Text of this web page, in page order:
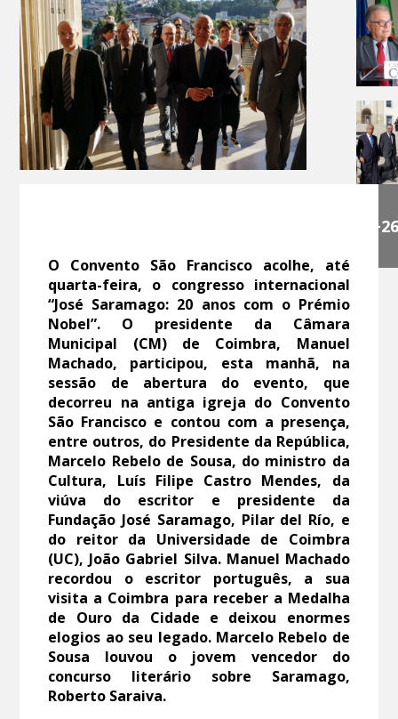
+26
O Convento São Francisco acolhe, até
quarta-feira, o congresso internacional
“José Saramago: 20 anos com o Prémio
Nobel”. O presidente da Câmara
Municipal (CM) de Coimbra, Manuel
Machado, participou, esta manhã, na
sessão de abertura do evento, que
decorreu na antiga igreja do Convento
São Francisco e contou com a presença,
entre outros, do Presidente da República,
Marcelo Rebelo de Sousa, do ministro da
Cultura, Luís Filipe Castro Mendes, da
viúva do escritor e presidente da
Fundação José Saramago, Pilar del Río, e
do reitor da Universidade de Coimbra
(UC), João Gabriel Silva. Manuel Machado
recordou o escritor português, a sua
visita a Coimbra para receber a Medalha
de Ouro da Cidade e deixou enormes
elogios ao seu legado. Marcelo Rebelo de
Sousa louvou o jovem vencedor do
concurso literário sobre Saramago,
Roberto Saraiva.